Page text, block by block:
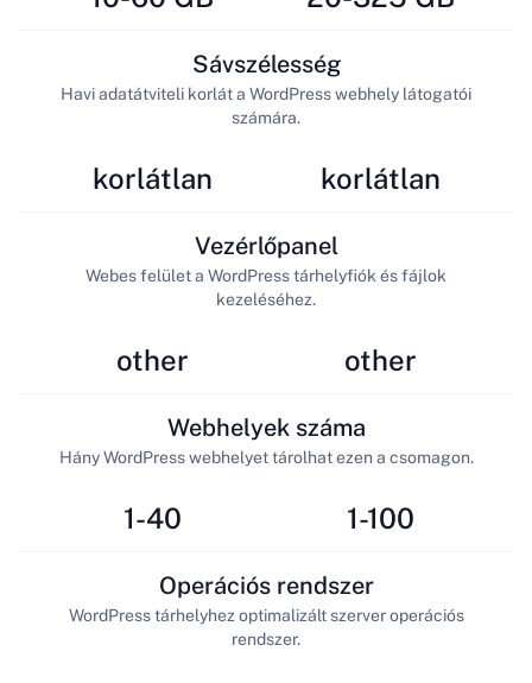
korlátlan
Sávszélesség
Havi adatátviteli korlát a WordPress webhely látogatói
számára.
korlátlan
other
Vezérlőpanel
Webes felület a WordPress tárhelyfiók és fájlok
kezeléséhez.
other
1-40
Webhelyek száma
Hány WordPress webhelyet tárolhat ezen a csomagon.
1-100
Operációs rendszer
WordPress tárhelyhez optimalizált szerver operációs
rendszer.